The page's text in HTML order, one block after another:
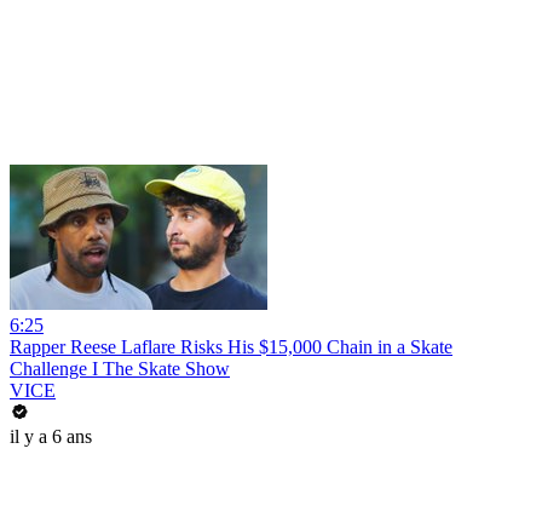
6:25
Rapper Reese Laflare Risks His $15,000 Chain in a Skate
Challenge I The Skate Show
VICE
il y a 6 ans